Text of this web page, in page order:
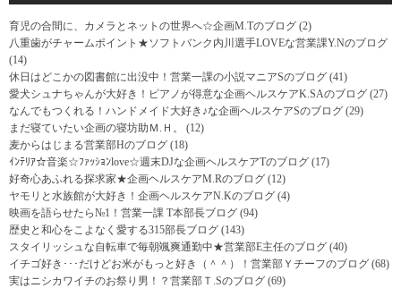
育児の合間に、カメラとネットの世界へ☆企画M.Tのブログ (2)
八重歯がチャームポイント★ソフトバンク内川選手LOVEな営業課Y.Nのブログ
(14)
休日はどこかの図書館に出没中！営業一課の小説マニアSのブログ (41)
愛犬シュナちゃんが大好き！ピアノが得意な企画ヘルスケアK.SAのブログ (27)
なんでもつくれる！ハンドメイド大好き♪な企画ヘルスケアSのブログ (29)
まだ寝ていたい企画の寝坊助Ｍ.Ｈ。
(12)
麦からはじまる営業部Hのブログ (18)
ｲﾝﾃﾘｱ☆音楽☆ﾌｧｯｼｮﾝlove☆週末DJな企画ヘルスケアTのブログ (17)
好奇心あふれる探求家★企画ヘルスケアM.Rのブログ (12)
ヤモリと水族館が大好き！企画ヘルスケアN.Kのブログ (4)
映画を語らせたら№1！営業一課 T本部長ブログ (94)
歴史と和心をこよなく愛する315部長ブログ (143)
スタイリッシュな自転車で毎朝颯爽通勤中★営業部E主任のブログ (40)
イチゴ好き･･･だけどお米がもっと好き（＾＾）！営業部Ｙチーフのブログ (68)
実はニシカワイチのお祭り男！？営業部Ｔ.Sのブログ (69)